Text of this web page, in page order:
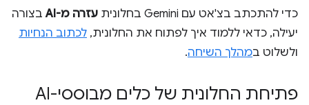
כדי להתכתב בצ'אט עם Gemini בחלונית עזרה מ-AI
בצורה
יעילה, כדאי ללמוד איך לפתוח את החלונית, לכתוב הנחיות
ולשלוט במהלך השיחה.
פתיחת החלונית של כלים מבוססי-AI